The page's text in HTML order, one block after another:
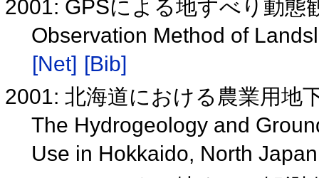
2001: GPSによる地すべり動
Observation Method of
[Net] [Bib]
2001: 北海道における農業用地
The Hydrogeology and
Use in Hokkaido, North